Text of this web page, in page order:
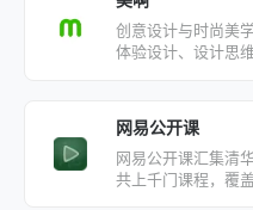
创意设计与时尚美
体验设计、设计思
互动交流的平台！
网易公开课
网易公开课汇集清
共上千门课程，覆